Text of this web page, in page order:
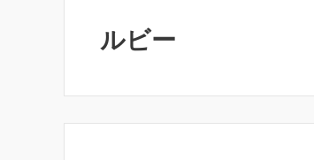
ルビー